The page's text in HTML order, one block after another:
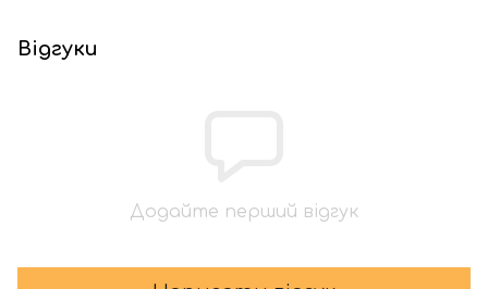
Відгуки
Додайте перший відгук